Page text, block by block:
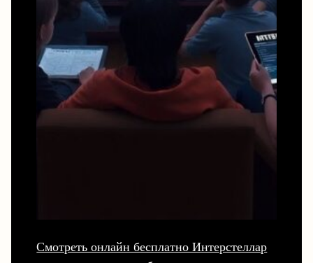
Смотреть онлайн бесплатно Интерстеллар